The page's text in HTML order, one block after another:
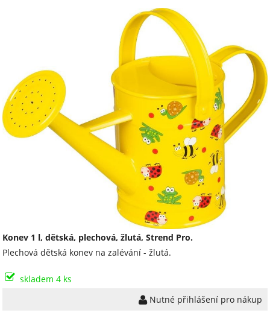
Konev 1 l, dětská, plechová, žlutá, Strend Pro.
Plechová dětská konev na zalévání - žlutá.
skladem 4 ks
Nutné přihlášení pro nákup